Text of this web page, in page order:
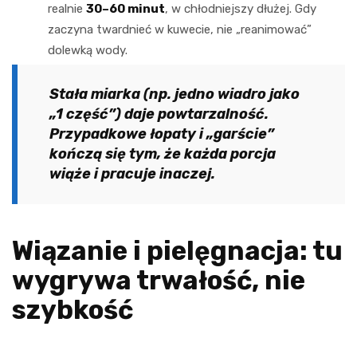
realnie 30–60 minut, w chłodniejszy dłużej. Gdy
zaczyna twardnieć w kuwecie, nie „reanimować”
dolewką wody.
Stała miarka (np. jedno wiadro jako
„1 część”) daje powtarzalność.
Przypadkowe łopaty i „garście”
kończą się tym, że każda porcja
wiąże i pracuje inaczej.
Wiązanie i pielęgnacja: tu
wygrywa trwałość, nie
szybkość